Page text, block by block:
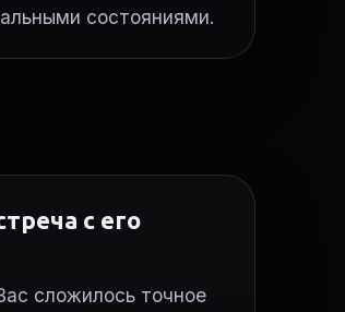
состояниями.
с его
сложилось точное